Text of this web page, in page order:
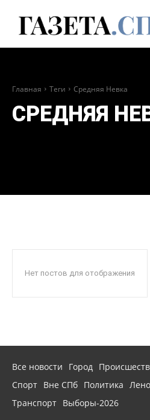
Главная Теги Средняя Невка
СРЕДНЯЯ
Нет постов для отображения
Все новости Город
Спорт Вне СПб Политика
Транспорт Выборы-2026